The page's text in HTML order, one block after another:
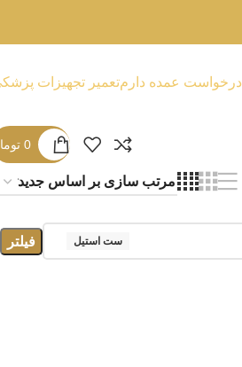
درخواست عمده دارمتعمیر تجهیزات
0
ست استیل فیلتر